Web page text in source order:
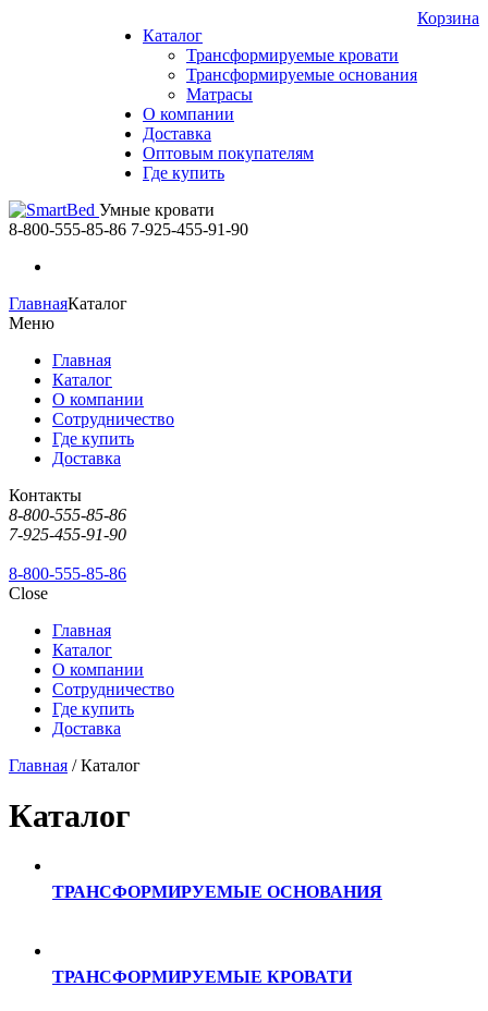
Каталог
Трансформируемые кровати
Трансформируемые основания
Матрасы
О компании
Доставка
Оптовым покупателям
Где купить
Корзина
Умные кровати
8-800-555-85-86 7-925-455-91-90
ГлавнаяКаталог
Меню
Главная
Каталог
О компании
Сотрудничество
Где купить
Доставка
Контакты
8-800-555-85-86
7-925-455-91-90
8-800-555-85-86
Close
Главная
Каталог
О компании
Сотрудничество
Где купить
Доставка
Главная / Каталог
Каталог
ТРАНСФОРМИРУЕМЫЕ ОСНОВАНИЯ
ТРАНСФОРМИРУЕМЫЕ КРОВАТИ